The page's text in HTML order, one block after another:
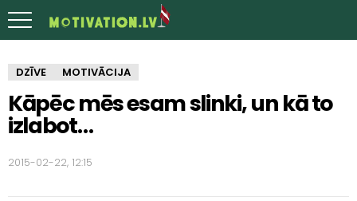
DZĪVE MOTIVĀCIJA
Kāpēc mēs esam slinki, un kā to
izlabot…
2015-02-22, 12:15